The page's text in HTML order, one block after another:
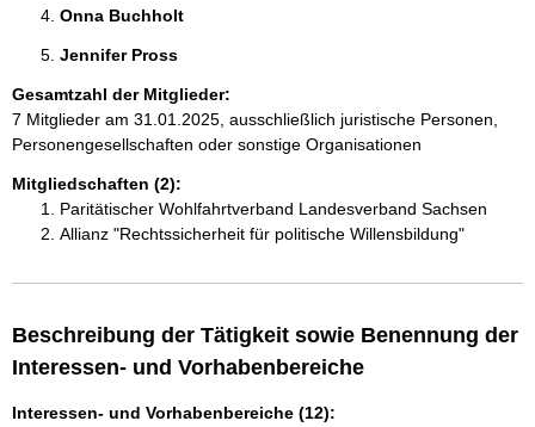
Onna Buchholt
Jennifer Pross
Gesamtzahl der Mitglieder:
7 Mitglieder am 31.01.2025, ausschließlich juristische Personen,
Personengesellschaften oder sonstige Organisationen
Mitgliedschaften (2):
Paritätischer Wohlfahrtverband Landesverband Sachsen
Allianz "Rechtssicherheit für politische Willensbildung"
Beschreibung der Tätigkeit sowie Benennung der
Interessen- und Vorhabenbereiche
Interessen- und Vorhabenbereiche (12):